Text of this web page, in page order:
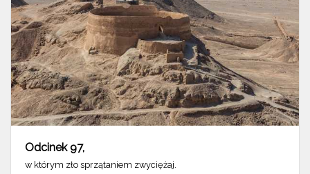
Odcinek 97,
w którym zło sprzątaniem zwyciężaj.